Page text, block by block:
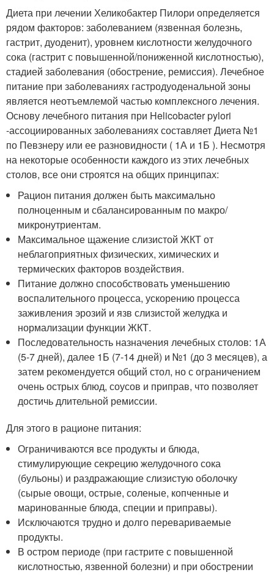
Диета при лечении Хеликобактер Пилори определяется
рядом факторов: заболеванием (язвенная болезнь,
гастрит, дуоденит), уровнем кислотности желудочного
сока (гастрит с повышенной/пониженной кислотностью),
стадией заболевания (обострение, ремиссия). Лечебное
питание при заболеваниях гастродуоденальной зоны
является неотъемлемой частью комплексного лечения.
Основу лечебного питания при Helicobacter pylori
-ассоциированных заболеваниях составляет Диета №1
по Певзнеру или ее разновидности ( 1А и 1Б ). Несмотря
на некоторые особенности каждого из этих лечебных
столов, все они строятся на общих принципах:
Рацион питания должен быть максимально
полноценным и сбалансированным по макро/
микронутриентам.
Максимальное щажение слизистой ЖКТ от
неблагоприятных физических, химических и
термических факторов воздействия.
Питание должно способствовать уменьшению
воспалительного процесса, ускорению процесса
заживления эрозий и язв слизистой желудка и
нормализации функции ЖКТ.
Последовательность назначения лечебных столов: 1А
(5-7 дней), далее 1Б (7-14 дней) и №1 (до 3 месяцев), а
затем рекомендуется общий стол, но с ограничением
очень острых блюд, соусов и приправ, что позволяет
достичь длительной ремиссии.
Для этого в рационе питания:
Ограничиваются все продукты и блюда,
стимулирующие секрецию желудочного сока
(бульоны) и раздражающие слизистую оболочку
(сырые овощи, острые, соленые, копченные и
маринованные блюда, специи и приправы).
Исключаются трудно и долго перевариваемые
продукты.
В остром периоде (при гастрите с повышенной
кислотностью, язвенной болезни) и при обострении